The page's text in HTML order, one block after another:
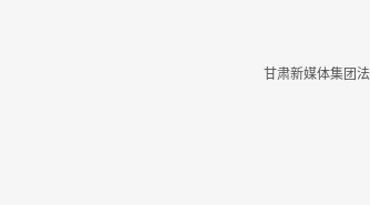
甘肃新媒体集团